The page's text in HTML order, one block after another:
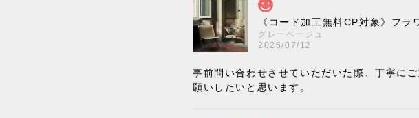
《コード加工無料CP対象》フ
グレーベージュ
2026/07/12
事前問い合わせさせていただいた際、丁寧に
願いしたいと思います。